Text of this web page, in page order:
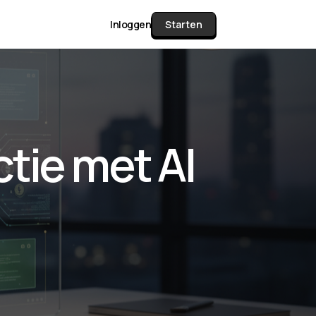
Matrix
alle pakketten en mogelijkheden
documenten verzamelen en facturen
tot controleren, boeken, bank
& klant dashboard.
Inloggen Starten
met AI